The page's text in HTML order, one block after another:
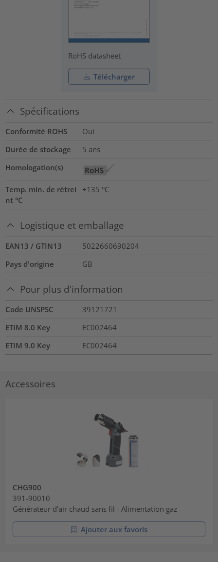
RoHS datasheet
Télécharger
Spécifications
Conformité ROHS
Oui
Durée de stockage
5 ans
Homologation(s)
Temp. min. de rétrei
nt °C
+135 °C
Logistique et emballage
EAN13 / GTIN13
5022660690204
Pays d'origine
GB
Pour plus d'information
Code UNSPSC
39121721
ETIM 8.0 Key
EC002464
ETIM 9.0 Key
EC002464
Accessoires
CHG900
391-90010
Générateur d'air chaud sans fil - Alimentation gaz
Ajouter aux favoris